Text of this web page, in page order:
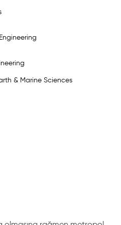
& Marine Sciences